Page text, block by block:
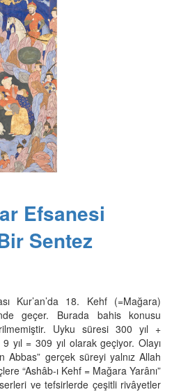
Efsanesi
Sentez
Kur’an’da 18. Kehf (=Mağara)
geçer. Burada bahis konusu
Uyku süresi 300 yıl +
yıl = 309 yıl olarak geçiyor. Olayı
Abbas” gerçek süreyi yalnız Allah
“Ashâb-ı Kehf = Mağara Yarânı”
ve tefsirlerde çeşitli rivâyetler